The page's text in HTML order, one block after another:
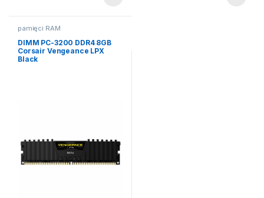
pamięci RAM
DIMM PC-3200 DDR4 8GB
Corsair Vengeance LPX
Black